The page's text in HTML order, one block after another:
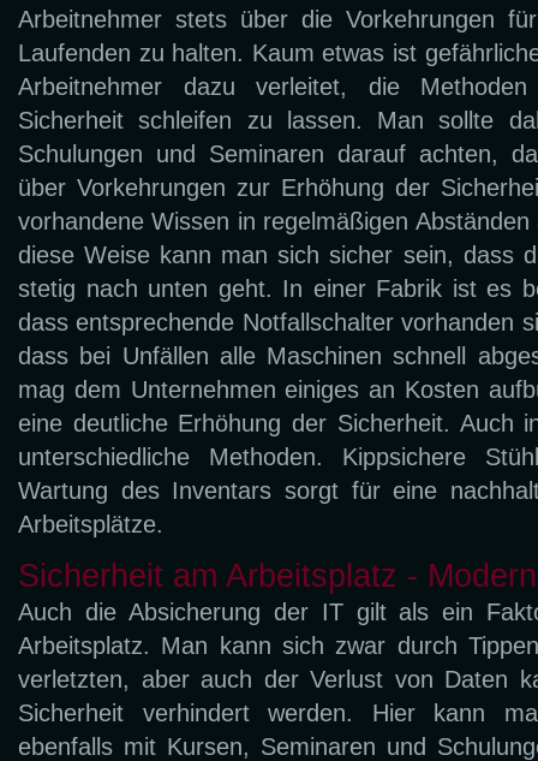
Arbeitnehmer stets über die Vorkehrungen
Laufenden zu halten. Kaum etwas ist
Arbeitnehmer dazu verleitet, die
Sicherheit schleifen zu lassen. Man sollte
Schulungen und Seminaren darauf achten,
über Vorkehrungen zur Erhöhung der
vorhandene Wissen in regelmäßigen
diese Weise kann man sich sicher sein, dass
stetig nach unten geht. In einer Fabrik ist es
dass entsprechende Notfallschalter vorhanden
dass bei Unfällen alle Maschinen schnell
mag dem Unternehmen einiges an Kosten
eine deutliche Erhöhung der Sicherheit. Auch
unterschiedliche Methoden. Kippsichere
Wartung des Inventars sorgt für eine
Arbeitsplätze.
Sicherheit am Arbeitsplatz -
Auch die Absicherung der IT gilt als ein
Arbeitsplatz. Man kann sich zwar durch
verletzten, aber auch der Verlust von Daten
Sicherheit verhindert werden. Hier kann
ebenfalls mit Kursen, Seminaren und